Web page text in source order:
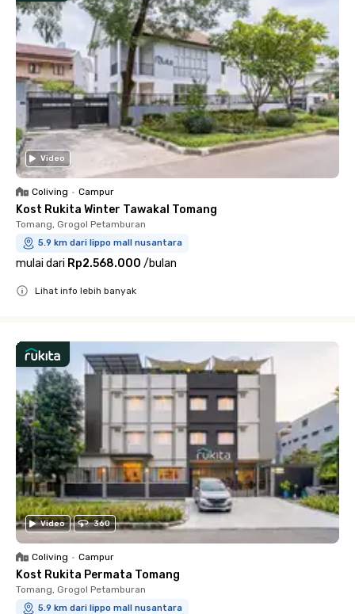
Video
Coliving • Campur
Kost Rukita Winter Tawakal Tomang
Tomang, Grogol Petamburan
5.9 km dari lippo mall nusantara
mulai dari Rp2.568.000 /bulan
Lihat info lebih banyak
Video 360
Coliving • Campur
Kost Rukita Permata Tomang
Tomang, Grogol Petamburan
5.9 km dari lippo mall nusantara